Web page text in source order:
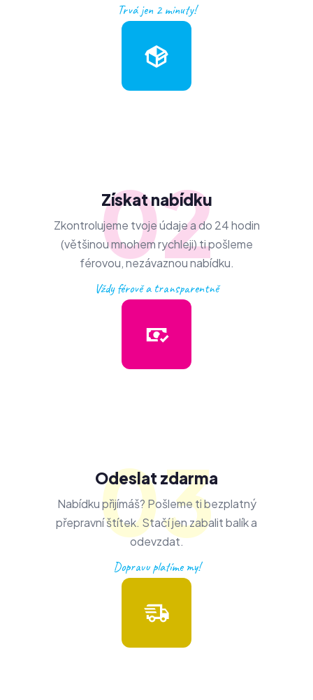
Trvá jen 2 minuty!
02
Získat nabídku
Zkontrolujeme tvoje údaje a do 24 hodin
(většinou mnohem rychleji) ti pošleme
férovou, nezávaznou nabídku.
Vždy férově a transparentně
03
Odeslat zdarma
Nabídku přijímáš? Pošleme ti bezplatný
přepravní štítek. Stačí jen zabalit balík a
odevzdat.
Dopravu platíme my!